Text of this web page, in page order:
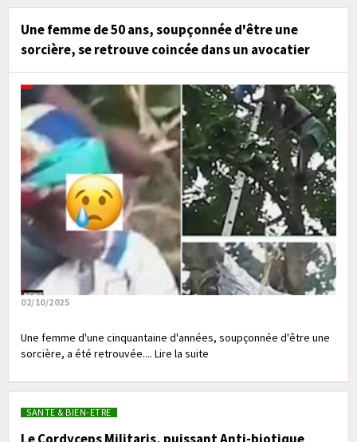
Une femme de 50 ans, soupçonnée d'être une
sorcière, se retrouve coincée dans un avocatier
02/10/2025
Une femme d'une cinquantaine d'années, soupçonnée d'être une
sorcière, a été retrouvée.... Lire la suite
SANTE & BIEN-ETRE
Le Cordyceps Militaris, puissant Anti-biotique